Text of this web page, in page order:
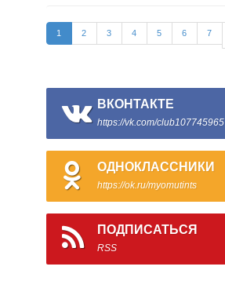
1 2 3 4 5 6 7
ВКОНТАКТЕ
https://vk.com/club107745965
ОДНОКЛАССНИКИ
https://ok.ru/myomutints
ПОДПИСАТЬСЯ
RSS